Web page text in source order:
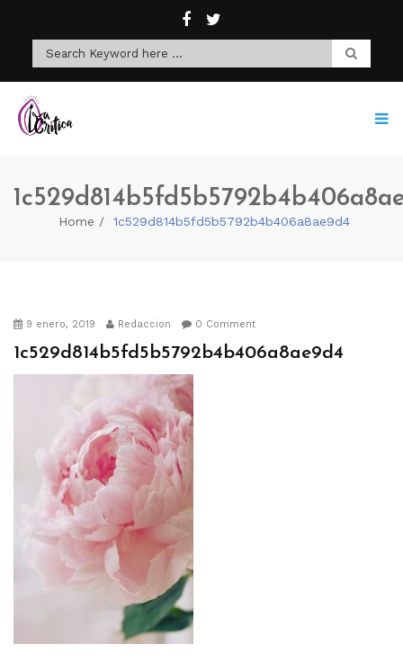
Home 1c529d814b5fd5b5792b4b406a8ae9d4
9 enero, 2019 Redaccion 0 Comment
1c529d814b5fd5b5792b4b406a8ae9d4